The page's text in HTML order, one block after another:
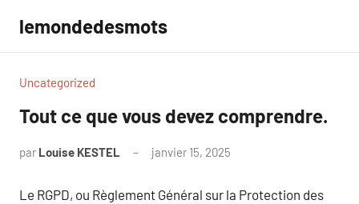
contenu
lemondedesmots
Uncategorized
Tout ce que vous devez comprendre.
par Louise KESTEL janvier 15, 2025
Le RGPD, ou Règlement Général sur la Protection des